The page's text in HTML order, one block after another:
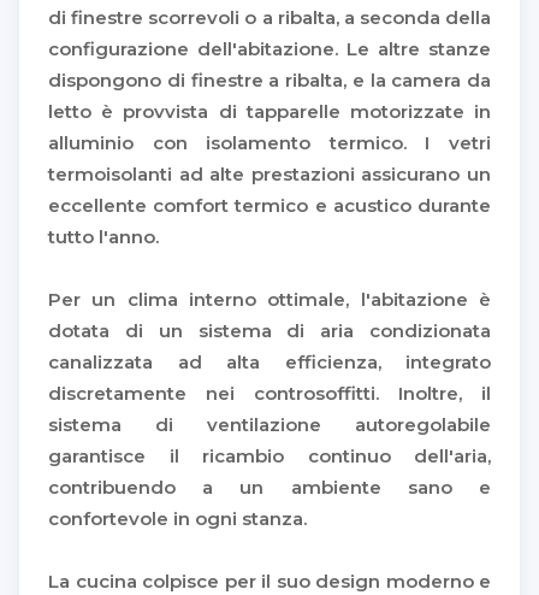
di finestre scorrevoli o a ribalta, a seconda della
configurazione dell'abitazione. Le altre stanze
dispongono di finestre a ribalta, e la camera da
letto è provvista di tapparelle motorizzate in
alluminio con isolamento termico. I vetri
termoisolanti ad alte prestazioni assicurano un
eccellente comfort termico e acustico durante
tutto l'anno.
Per un clima interno ottimale, l'abitazione è
dotata di un sistema di aria condizionata
canalizzata ad alta efficienza, integrato
discretamente nei controsoffitti. Inoltre, il
sistema di ventilazione autoregolabile
garantisce il ricambio continuo dell'aria,
contribuendo a un ambiente sano e
confortevole in ogni stanza.
La cucina colpisce per il suo design moderno e